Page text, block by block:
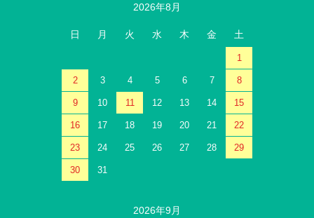
2026年8月
日 月 火 水 木 金 土
1
2 3 4 5 6 7 8
9 10 11 12 13 14 15
16 17 18 19 20 21 22
23 24 25 26 27 28 29
30 31
2026年9月